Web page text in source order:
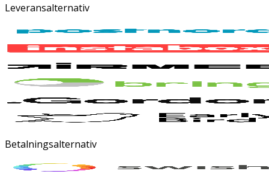
Leveransalternativ
Betalningsalternativ